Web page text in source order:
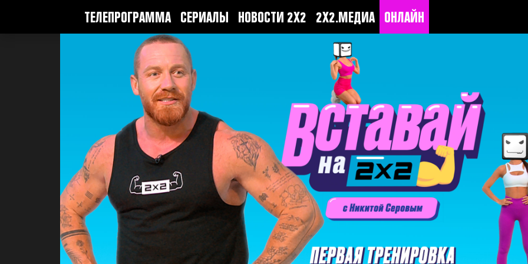
ТЕЛЕПРОГРАММА СЕРИАЛЫ НОВОСТИ 2Х2 2Х2.МЕДИА ОНЛАЙН